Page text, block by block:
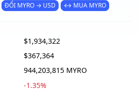
ĐỔI MYRO → USD ↔ MUA MYRO
$1,934,322
$367,364
944,203,815 MYRO
-1.35%